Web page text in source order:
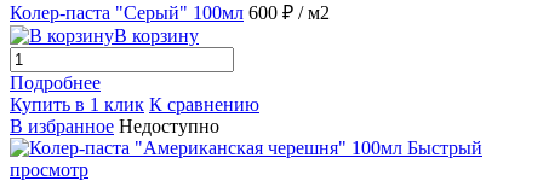
Колер-паста "Серый" 100мл 600 ₽ / м2
В корзину
Подробнее
Купить в 1 клик К сравнению
В избранное Недоступно
Быстрый
просмотр